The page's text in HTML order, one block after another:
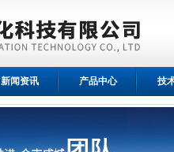
新闻资讯 产品中心 技